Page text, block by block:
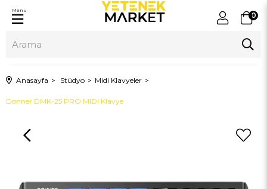
0
Menu
Anasayfa Stüdyo Midi Klavyeler
Donner DMK-25 PRO MIDI Klavye